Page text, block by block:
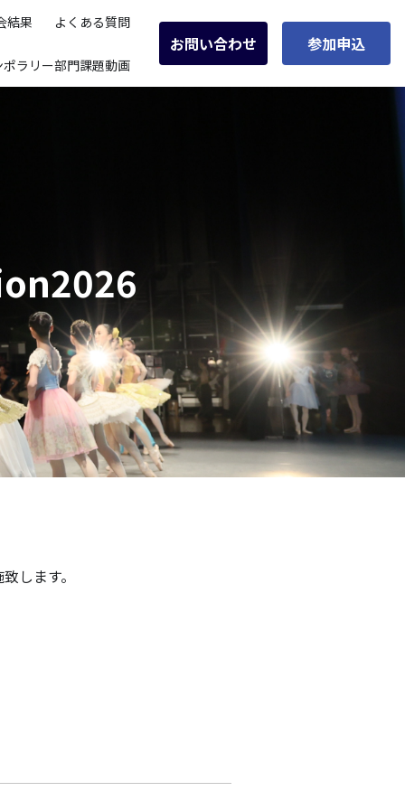
結果 よくある質問
ラリー部門課題動画
お問い合わせ 参加申込
します。